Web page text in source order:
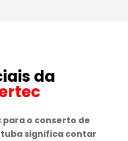
da
para o conserto de
significa contar